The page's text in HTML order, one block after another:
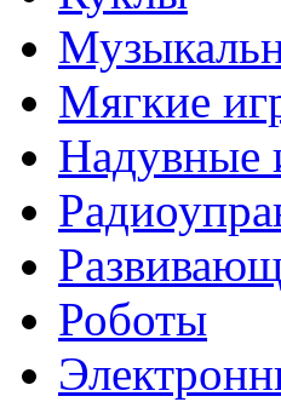
Мягкие
Надувные
Роботы